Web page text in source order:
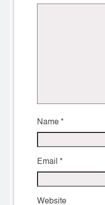
Name*
Email *
Website